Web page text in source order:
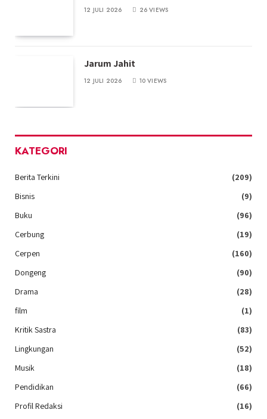
12 JULI 2026 26VIEWS
Jarum Jahit
12 JULI 2026 10VIEWS
KATEGORI
Berita Terkini
(209)
Bisnis
(9)
Buku
(96)
Cerbung
(19)
Cerpen
(160)
Dongeng
(90)
Drama
(28)
film
(1)
Kritik Sastra
(83)
Lingkungan
(52)
Musik
(18)
Pendidikan
(66)
Profil Redaksi
(16)